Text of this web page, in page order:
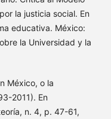
la justicia social. En
educativa. México:
la Universidad y la
México, o la
2011). En
n. 4, p. 47-61,